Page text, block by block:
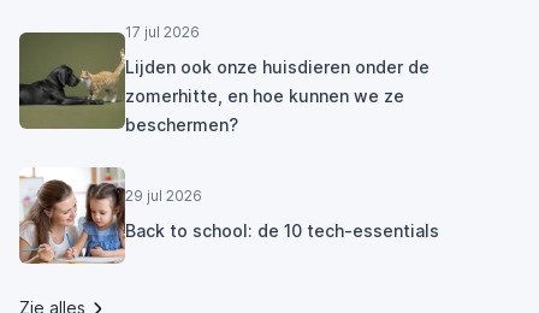
17 jul 2026
Lijden ook onze huisdieren onder de
zomerhitte, en hoe kunnen we ze
beschermen?
29 jul 2026
Back to school: de 10 tech-essentials
Zie alles